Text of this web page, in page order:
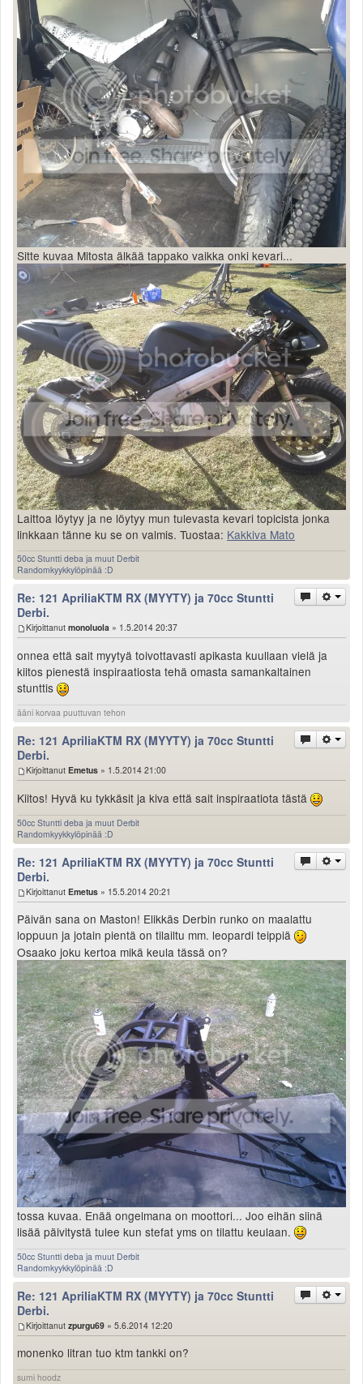
Sitte kuvaa Mitosta älkää tappako vaikka onki kevari...
Laittoa löytyy ja ne löytyy mun tulevasta kevari topicista jonka
linkkaan tänne ku se on valmis. Tuostaa: Kakkiva Mato
50cc Stuntti deba ja muut Derbit
Randomkyykkylöpinää :D
Re: 121 ApriliaKTM RX (MYYTY) ja 70cc Stuntti
Derbi.
Kirjoittanut monoluola » 1.5.2014 20:37
onnea että sait myytyä toivottavasti apikasta kuullaan vielä ja
kiitos pienestä inspiraatiosta tehä omasta samankaltainen
stunttis
ääni korvaa puuttuvan tehon
Re: 121 ApriliaKTM RX (MYYTY) ja 70cc Stuntti
Derbi.
Kirjoittanut Emetus » 1.5.2014 21:00
Kiitos! Hyvä ku tykkäsit ja kiva että sait inspiraatiota tästä
50cc Stuntti deba ja muut Derbit
Randomkyykkylöpinää :D
Re: 121 ApriliaKTM RX (MYYTY) ja 70cc Stuntti
Derbi.
Kirjoittanut Emetus » 15.5.2014 20:21
Päivän sana on Maston! Elikkäs Derbin runko on maalattu
loppuun ja jotain pientä on tilailtu mm. leopardi teippiä
Osaako joku kertoa mikä keula tässä on?
tossa kuvaa. Enää ongelmana on moottori... Joo eihän siinä
lisää päivitystä tulee kun stefat yms on tilattu keulaan.
50cc Stuntti deba ja muut Derbit
Randomkyykkylöpinää :D
Re: 121 ApriliaKTM RX (MYYTY) ja 70cc Stuntti
Derbi.
Kirjoittanut zpurgu69 » 5.6.2014 12:20
monenko litran tuo ktm tankki on?
sumi hoodz